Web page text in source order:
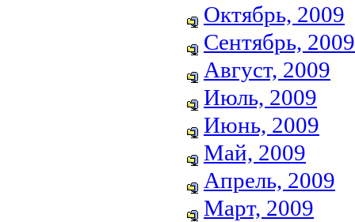
Октябрь, 2009
Сентябрь, 2009
Август, 2009
Июль, 2009
Июнь, 2009
Май, 2009
Апрель, 2009
Март, 2009